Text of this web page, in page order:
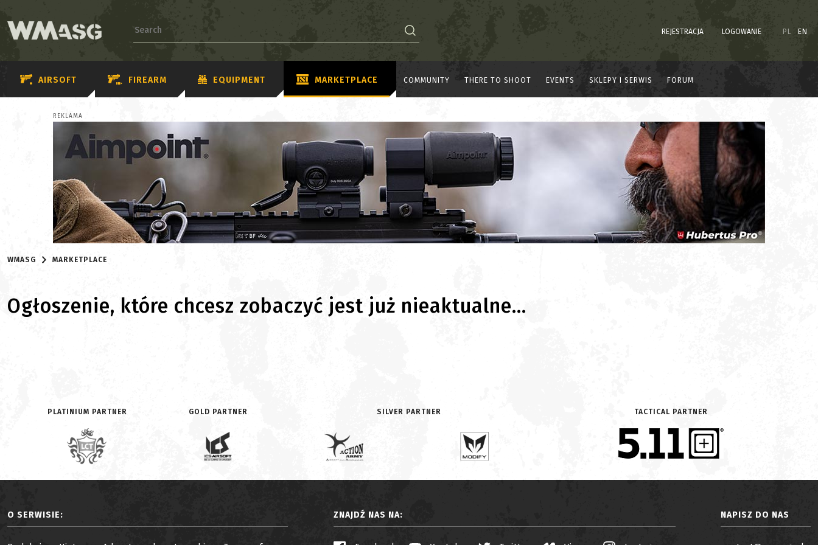
REJESTRACJA LOGOWANIE PL EN
AIRSOFT FIREARM EQUIPMENT MARKETPLACE COMMUNITY THERE TO SHOOT EVENTS SKLEPY I SERWIS FORUM
REKLAMA
WMASG MARKETPLACE
Ogłoszenie, które chcesz zobaczyć jest już nieaktualne...
PLATINIUM PARTNER GOLD PARTNER SILVER PARTNER TACTICAL PARTNER
O SERWISIE: ZNAJDŹ NAS NA: NAPISZ DO NAS